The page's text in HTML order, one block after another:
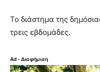
Το διάστημα της
τρεις εβδομάδες.
Ad - Διαφήμιση